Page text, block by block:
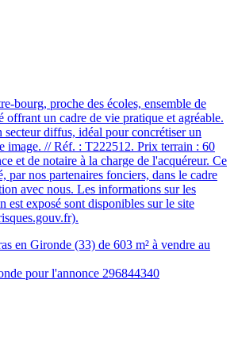
bourg, proche des écoles, ensemble de
offrant un cadre de vie pratique et agréable.
diffus, idéal pour concrétiser un
image. // Réf. : T222512. Prix terrain : 60
et de notaire à la charge de l'acquéreur. Ce
par nos partenaires fonciers, dans le cadre
avec nous. Les informations sur les
est exposé sont disponibles sur le site